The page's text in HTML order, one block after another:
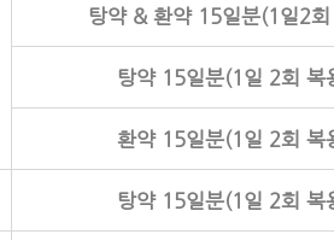
탕약 & 환약 15일분(1일2
탕약 15일분(1일 2회 복
환약 15일분(1일 2회 복
탕약 15일분(1일 2회 복